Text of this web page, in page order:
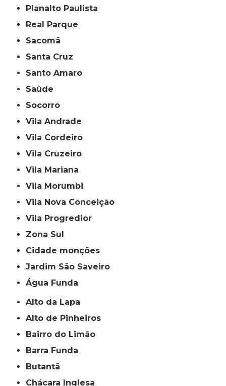
Planalto Paulista
Real Parque
Sacomã
Santa Cruz
Santo Amaro
Saúde
Socorro
Vila Andrade
Vila Cordeiro
Vila Cruzeiro
Vila Mariana
Vila Morumbi
Vila Nova Conceição
Vila Progredior
Zona Sul
cidade monções
jardim São Saveiro
Água Funda
Alto da Lapa
Alto de Pinheiros
Bairro do Limão
Barra Funda
Butantã
Chácara Inglesa